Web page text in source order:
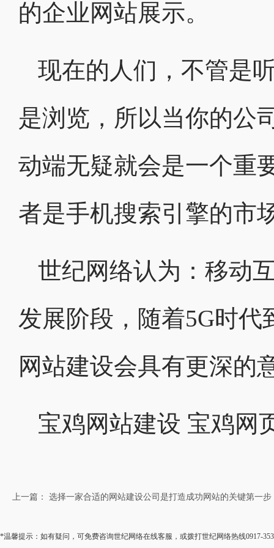
的企业网站展示。
现在的人们，不管是
是浏览，所以当你的公
动端无疑就会是一个重
者是手机搜索引擎的市
世纪网络认为：移动
发展阶段，随着5G时
网站建设会具有更深的
宝鸡网站建设 宝鸡网
上一篇： 选择一家合适的网站建设公司是打造成功网站的关键第一步
*温馨提示：如有疑问，可免费咨询世纪网络在线客服，或拨打世纪网络热线0917-